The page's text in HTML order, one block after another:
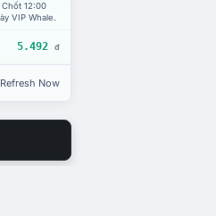
12:00
VIP Whale.
5.492 đ
Refresh Now